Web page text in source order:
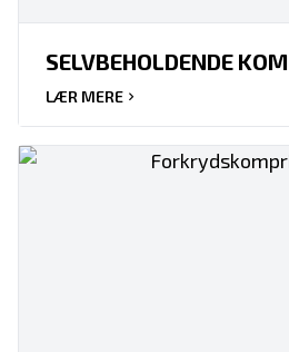
SELVBEHOLDENDE
LÆR MERE